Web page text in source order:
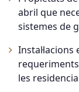
abril que
sistemes de
les